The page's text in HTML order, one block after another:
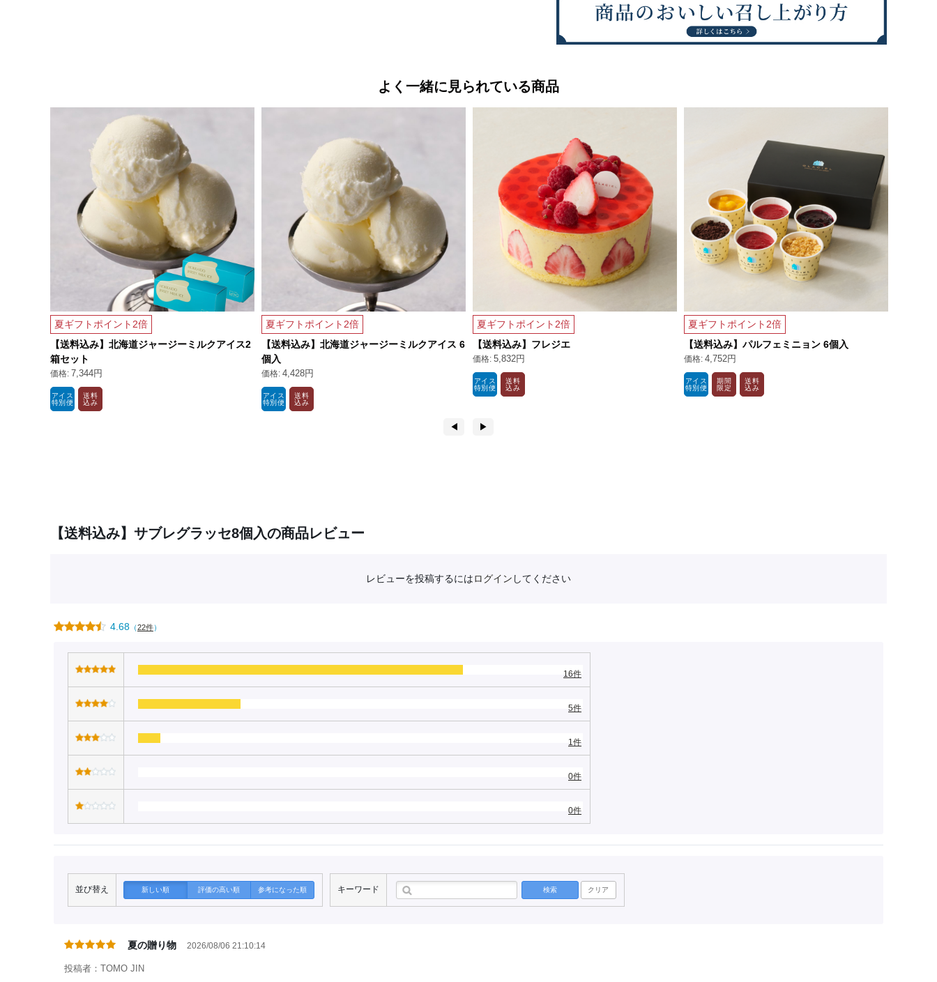
よく一緒に見られている商品
夏ギフトポイント2倍
【送料込み】北海道ジャージーミルクアイス2
箱セット
7,344円
アイス
特別便
送料
込み
夏ギフトポイント2倍
【送料込み】北海道ジャージーミルクアイス 6
個入
4,428円
アイス
特別便
送料
込み
夏ギフトポイント2倍
【送料込み】フレジエ
5,832円
アイス
特別便
送料
込み
夏ギフトポイント2倍
【送料込み】パルフェミニョン 6個入
4,752円
アイス
特別便
期間
限定
送料
込み
◀︎ ▶︎
【送料込み】サブレグラッセ8個入の商品レビュー
レビューを投稿するにはログイン してください
4.68 （22件）
16件
5件
1件
0件
0件
並び替え 新しい順 評価の高い順 参考になった順 キーワード 検索 クリア
夏の贈り物 2026/08/06 21:10:14
投稿者：TOMO JIN